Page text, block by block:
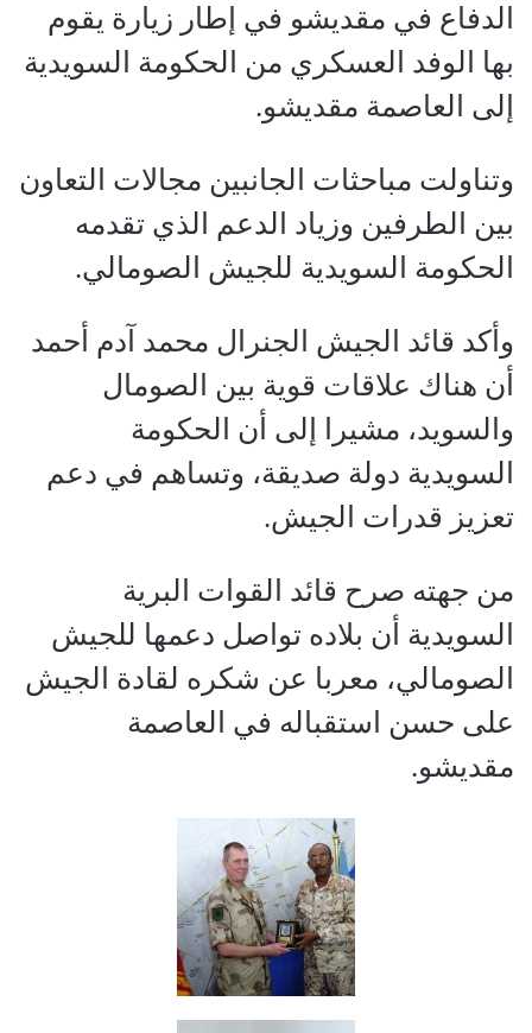
الدفاع في مقديشو في إطار زيارة يقوم
بها الوفد العسكري من الحكومة السويدية
إلى العاصمة مقديشو.
وتناولت مباحثات الجانبين مجالات التعاون
بين الطرفين وزياد الدعم الذي تقدمه
الحكومة السويدية للجيش الصومالي.
وأكد قائد الجيش الجنرال محمد آدم أحمد
أن هناك علاقات قوية بين الصومال
والسويد، مشيرا إلى أن الحكومة
السويدية دولة صديقة، وتساهم في دعم
تعزيز قدرات الجيش.
من جهته صرح قائد القوات البرية
السويدية أن بلاده تواصل دعمها للجيش
الصومالي، معربا عن شكره لقادة الجيش
على حسن استقباله في العاصمة
مقديشو.